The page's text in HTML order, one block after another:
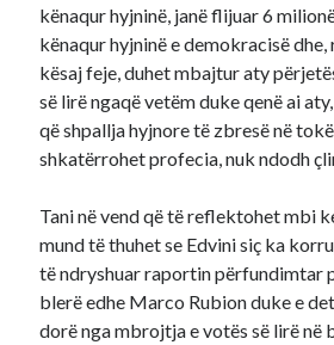
kënaqur hyjninë, janë flijuar 6
kënaqur hyjninë e demokracisë
kësaj feje, duhet mbajtur aty
së lirë ngaqë vetëm duke qenë ai
që shpallja hyjnore të zbresë në
shkatërrohet profecia, nuk ndodh
Tani në vend që të reflektohet mbi
mund të thuhet se Edvini siç ka
të ndryshuar raportin përfundimtar
blerë edhe Marco Rubion duke e
dorë nga mbrojtja e votës së lirë në